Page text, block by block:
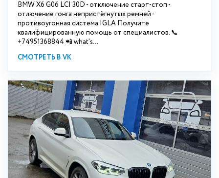
BMW X6 G06 LCI 30D - отключение старт-стоп -
отлючение гонга непристёгнутых ремней -
противоугонная система IGLA Получите
квалифицированную помощь от специалистов. 📞
+74951368844 📲 what's...
СМОТРЕТЬ В VK